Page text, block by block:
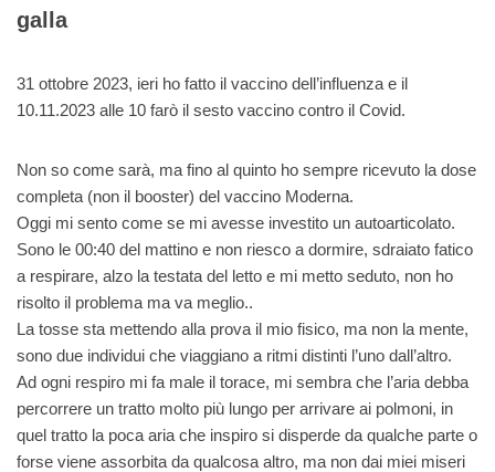
galla
31 ottobre 2023, ieri ho fatto il vaccino dell’influenza e il
10.11.2023 alle 10 farò il sesto vaccino contro il Covid.
Non so come sarà, ma fino al quinto ho sempre ricevuto la dose
completa (non il booster) del vaccino Moderna.
Oggi mi sento come se mi avesse investito un autoarticolato.
Sono le 00:40 del mattino e non riesco a dormire, sdraiato fatico
a respirare, alzo la testata del letto e mi metto seduto, non ho
risolto il problema ma va meglio..
La tosse sta mettendo alla prova il mio fisico, ma non la mente,
sono due individui che viaggiano a ritmi distinti l’uno dall’altro.
Ad ogni respiro mi fa male il torace, mi sembra che l’aria debba
percorrere un tratto molto più lungo per arrivare ai polmoni, in
quel tratto la poca aria che inspiro si disperde da qualche parte o
forse viene assorbita da qualcosa altro, ma non dai miei miseri